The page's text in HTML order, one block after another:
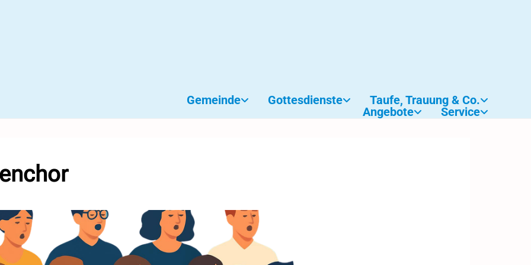
Gemeinde Gottesdienste
Taufe, Trauung & Co.
Angebote
Service